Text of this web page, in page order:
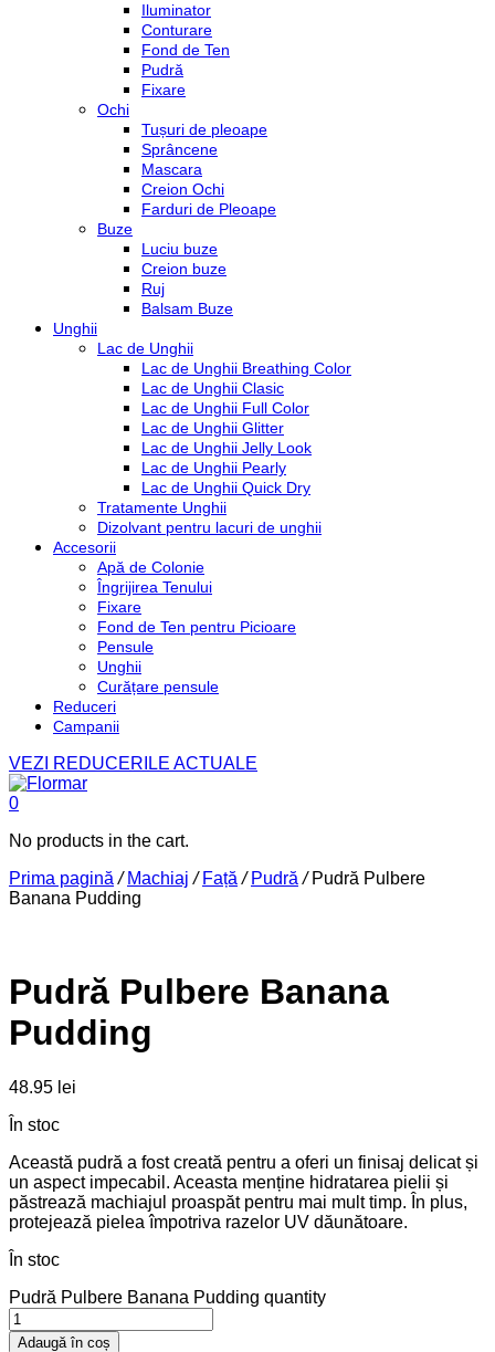
Iluminator
Conturare
Fond de Ten
Pudră
Fixare
Ochi
Tușuri de pleoape
Sprâncene
Mascara
Creion Ochi
Farduri de Pleoape
Buze
Luciu buze
Creion buze
Ruj
Balsam Buze
Unghii
Lac de Unghii
Lac de Unghii Breathing Color
Lac de Unghii Clasic
Lac de Unghii Full Color
Lac de Unghii Glitter
Lac de Unghii Jelly Look
Lac de Unghii Pearly
Lac de Unghii Quick Dry
Tratamente Unghii
Dizolvant pentru lacuri de unghii
Accesorii
Apă de Colonie
Îngrijirea Tenului
Fixare
Fond de Ten pentru Picioare
Pensule
Unghii
Curățare pensule
Reduceri
Campanii
VEZI REDUCERILE ACTUALE
0
No products in the cart.
Prima pagină / Machiaj / Față / Pudră / Pudră Pulbere
Banana Pudding
Pudră Pulbere Banana
Pudding
48.95 lei
În stoc
Această pudră a fost creată pentru a oferi un finisaj delicat și
un aspect impecabil. Aceasta menține hidratarea pielii și
păstrează machiajul proaspăt pentru mai mult timp. În plus,
protejează pielea împotriva razelor UV dăunătoare.
În stoc
Pudră Pulbere Banana Pudding quantity
Adaugă în coș